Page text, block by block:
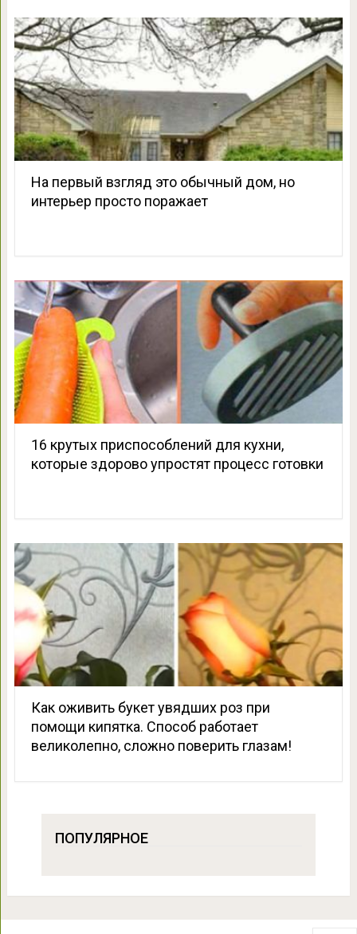
На первый взгляд это обычный дом, но
интерьер просто поражает
16 крутых приспособлений для кухни,
которые здорово упростят процесс готовки
Как оживить букет увядших роз при
помощи кипятка. Способ работает
великолепно, сложно поверить глазам!
ПОПУЛЯРНОЕ